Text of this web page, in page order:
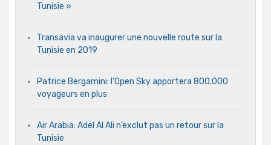
Tunisie »
Transavia va inaugurer une nouvelle route sur la
Tunisie en 2019
Patrice Bergamini: l’Open Sky apportera 800.000
voyageurs en plus
Air Arabia: Adel Al Ali n’exclut pas un retour sur la
Tunisie